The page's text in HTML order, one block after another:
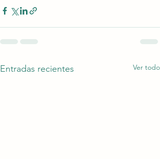
Entradas recientes Ver todo